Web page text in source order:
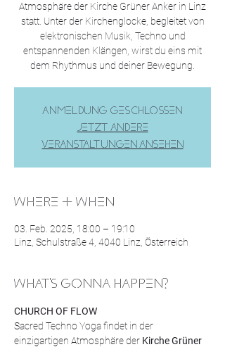
Atmosphäre der Kirche Grüner Anker in Linz
statt. Unter der Kirchenglocke, begleitet von
elektronischen Musik, Techno und
entspannenden Klängen, wirst du eins mit
dem Rhythmus und deiner Bewegung.
Anmeldung geschlossen
Jetzt andere
Veranstaltungen ansehen
WHERE & WHEN
03. Feb. 2025, 18:00 – 19:10
Linz, Schulstraße 4, 4040 Linz, Österreich
WHAT'S GONNA HAPPEN?
CHURCH OF FLOW
Sacred Techno Yoga findet in der
einzigartigen Atmosphäre der Kirche Grüner